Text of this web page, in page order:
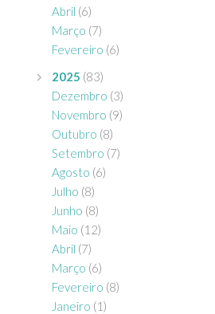
Abril (6)
Março (7)
Fevereiro (6)
2025 (83)
Dezembro (3)
Novembro (9)
Outubro (8)
Setembro (7)
Agosto (6)
Julho (8)
Junho (8)
Maio (12)
Abril (7)
Março (6)
Fevereiro (8)
Janeiro (1)